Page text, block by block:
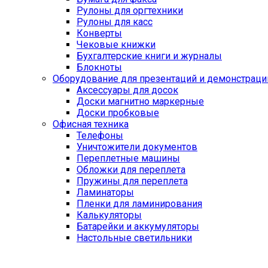
Рулоны для оргтехники
Рулоны для касс
Конверты
Чековые книжки
Бухгалтерские книги и журналы
Блокноты
Оборудование для презентаций и
Аксессуары для досок
Доски магнитно маркерные
Доски пробковые
Офисная техника
Телефоны
Уничтожители документов
Переплетные машины
Обложки для переплета
Пружины для переплета
Ламинаторы
Пленки для ламинирования
Калькуляторы
Батарейки и аккумуляторы
Настольные светильники